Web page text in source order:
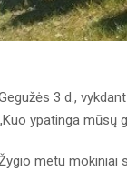
3 d.,
ypatinga mūsų
metu mokiniai